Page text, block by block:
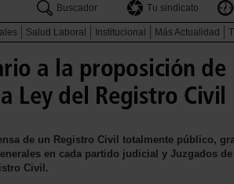
Buscador
Tu sindicato
Salud Laboral Institucional Más Actualidad
a la proposición de
Ley del Registro Civil
de un Registro Civil totalmente público,
en cada partido judicial y Juzgados
Civil.